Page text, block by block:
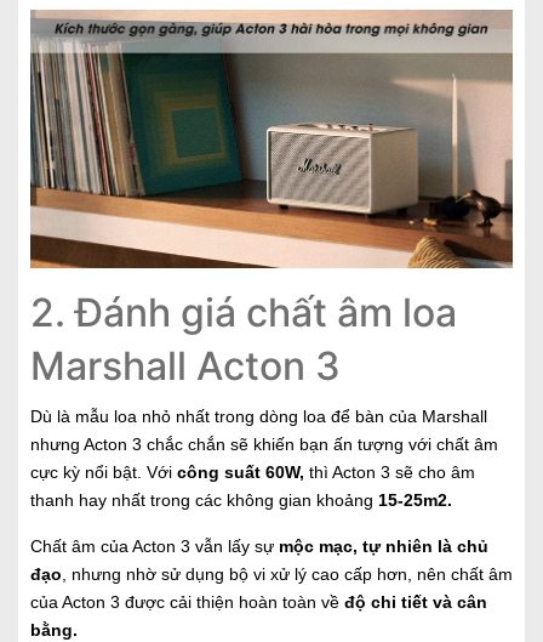
2. Đánh giá chất âm loa
Marshall Acton 3
Dù là mẫu loa nhỏ nhất trong dòng loa để bàn của Marshall
nhưng Acton 3 chắc chắn sẽ khiến bạn ấn tượng với chất âm
cực kỳ nổi bật. Với công suất 60W, thì Acton 3 sẽ cho âm
thanh hay nhất trong các không gian khoảng 15-25m2.
Chất âm của Acton 3 vẫn lấy sự mộc mạc, tự nhiên là chủ
đạo, nhưng nhờ sử dụng bộ vi xử lý cao cấp hơn, nên chất âm
của Acton 3 được cải thiện hoàn toàn về độ chi tiết và cân
bằng.